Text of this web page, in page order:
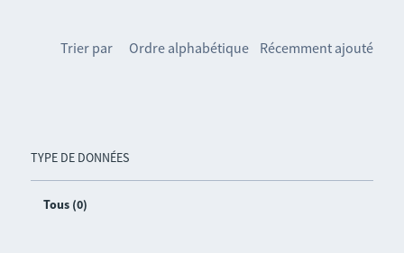
TYPE DE DONNÉES
Tous (0)
Trier par Ordre alphabétique Récemment ajouté